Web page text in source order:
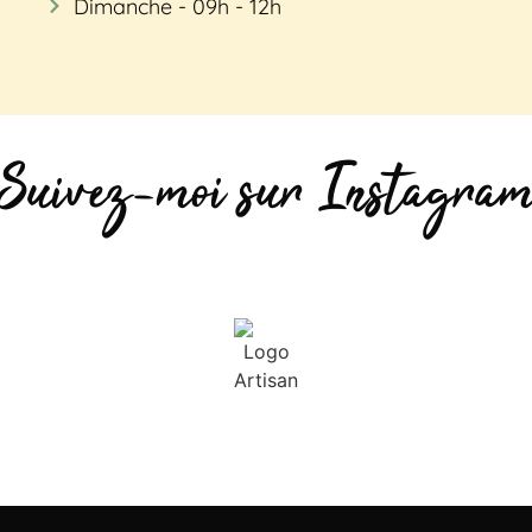
Dimanche - 09h - 12h
moi sur